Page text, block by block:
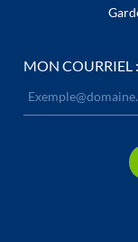
MON COURRIEL :